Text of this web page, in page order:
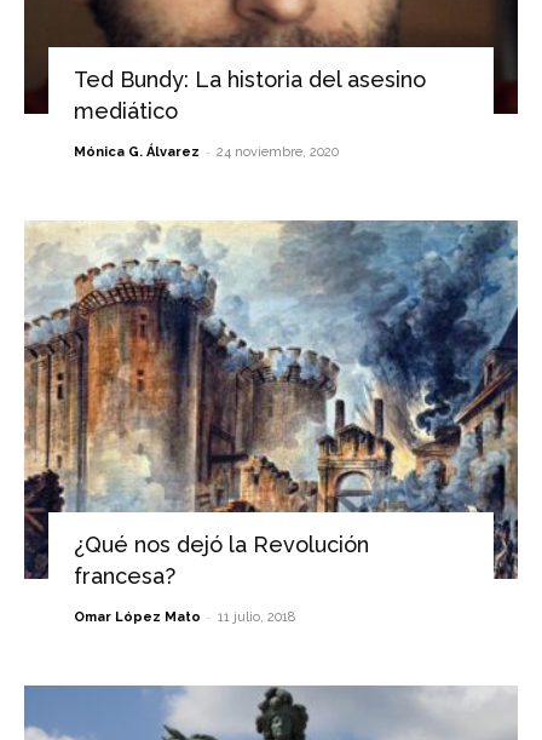
Ted Bundy: La historia del asesino
mediático
Mónica G. Álvarez - 24 noviembre, 2020
¿Qué nos dejó la Revolución
francesa?
Omar López Mato - 11 julio, 2018